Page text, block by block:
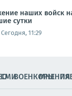
наших войск
сутки
Сегодня, 11:29
СМИВОЕНКОРЫМНЕНИЯ